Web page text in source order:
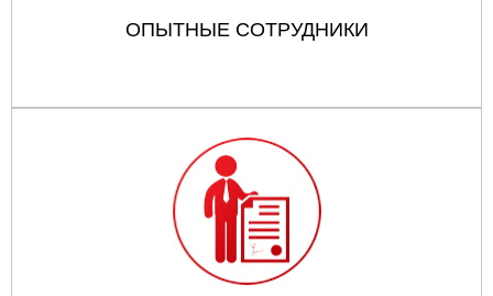
ОПЫТНЫЕ СОТРУДНИКИ